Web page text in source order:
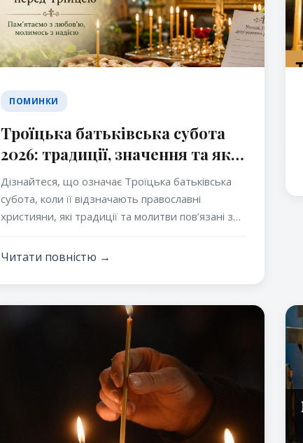
ПОМИНКИ
Троїцька батьківська субота
2026: традиції, значення та як
правильно поминати померлих
перед Трійцею
Дізнайтеся, що означає Троїцька батьківська
субота, коли її відзначають православні
християни, які традиції та молитви пов’язані з
перед святом Трійці.
Читати повністю →